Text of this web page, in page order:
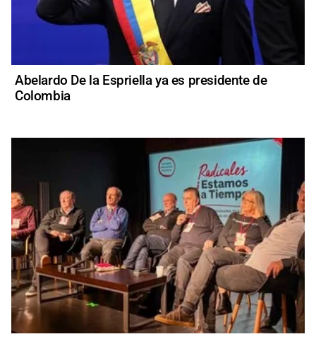
Abelardo De la Espriella ya es presidente de
Colombia